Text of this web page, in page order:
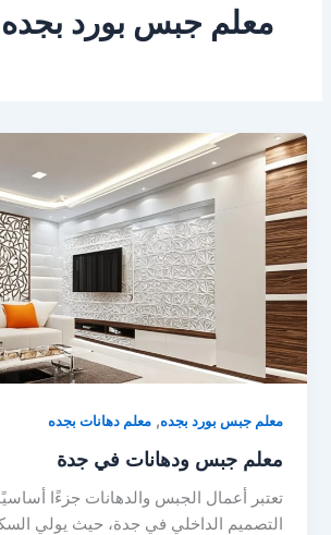
معلم جبس بورد بجده
معلم جبس بورد بجده,معلم دهانات بجده
معلم جبس ودهانات في جدة
تعتبر أعمال الجبس والدهانات جزءًا
التصميم الداخلي في جدة، حيث يولي